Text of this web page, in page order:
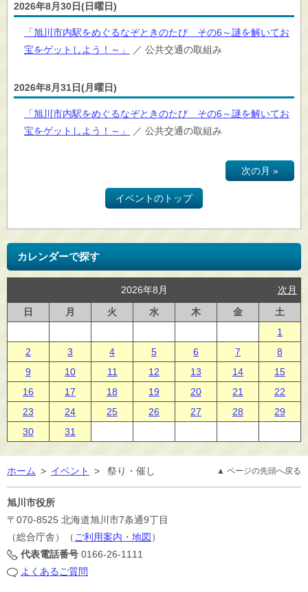
2026年8月30日(日曜日)
「旭川市内駅をめぐるなぞときのたび その6～謎を解いてお
宝をゲットしよう！～」
／ 公共交通の取組み
2026年8月31日(月曜日)
「旭川市内駅をめぐるなぞときのたび その6～謎を解いてお
宝をゲットしよう！～」
／ 公共交通の取組み
イベントのトップ
次の月 »
カレンダーで探す
次月
2026年8月
日
月 火 水 木 金
土
1
2
3 4 5 6 7
8
9
10 11 12 13 14
15
16
17 18 19 20 21
22
23
24 25 26 27 28
29
30
31
ホーム > イベント > 祭り・催し ▲ ページの先頭へ戻る
旭川市役所
〒070-8525 北海道旭川市7条通9丁目
（総合庁舎）（ ご利用案内・地図 ）
代表電話番号 0166-26-1111
よくあるご質問